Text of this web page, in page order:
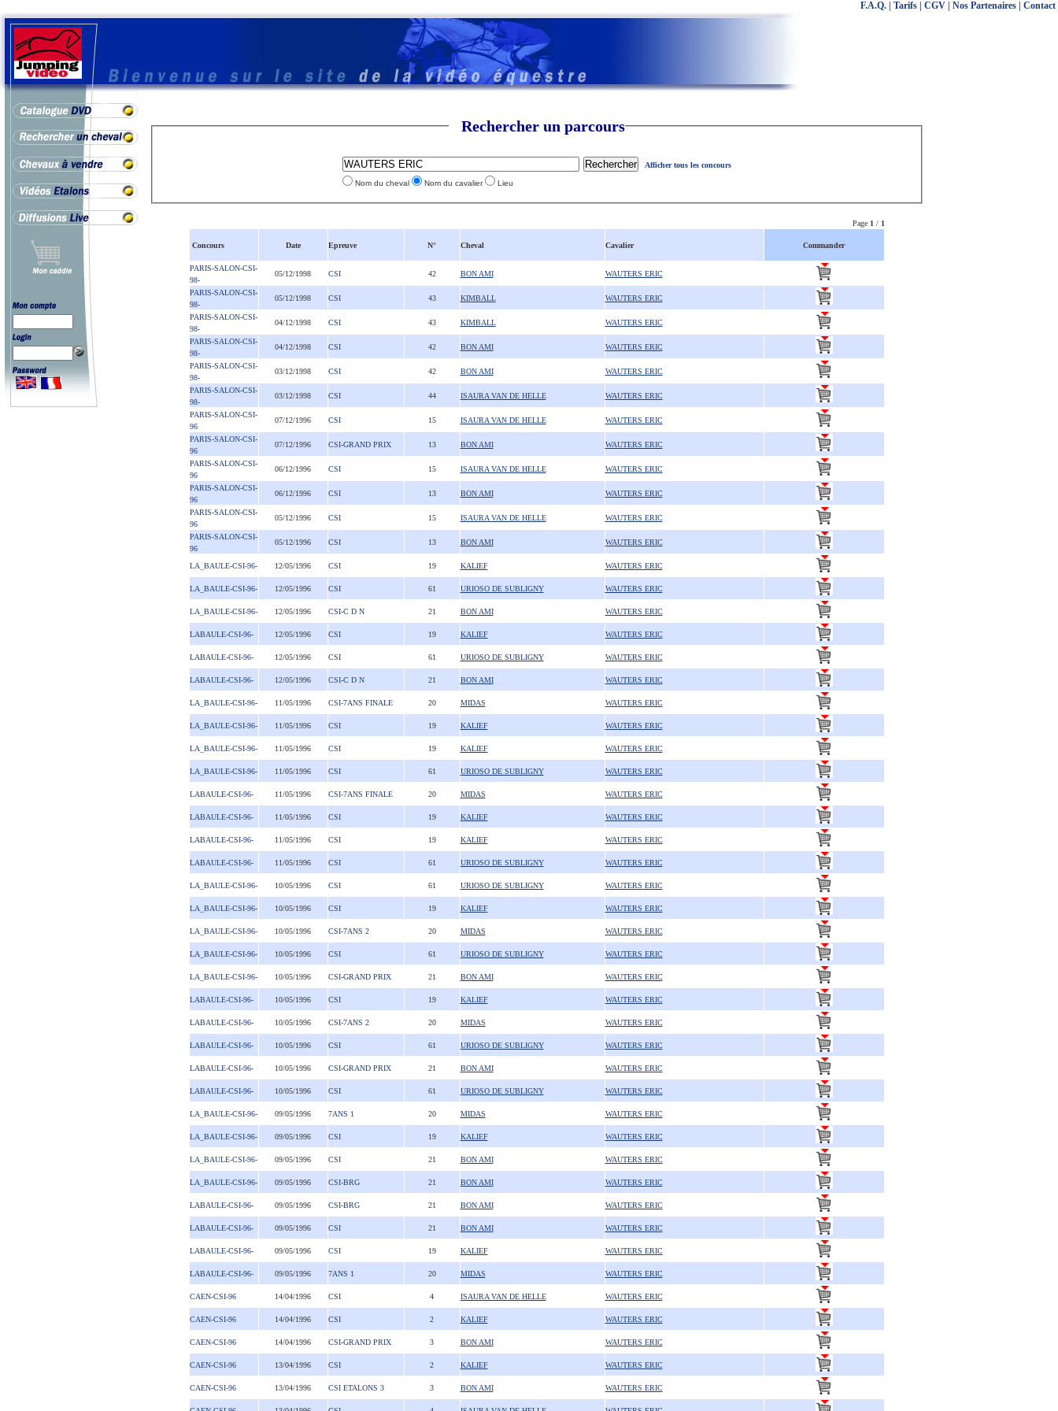
F.A.Q. Tarifs CGV Nos Partenaires Contact
Rechercher un parcours
Afficher tous les concours
Nom du cheval Nom du cavalier Lieu
Page 1 / 1
Concours Date Epreuve N° Cheval Cavalier Commander
PARIS-SALON-CSI-
98-
05/12/1998 CSI 42 BON AMI WAUTERS ERIC
PARIS-SALON-CSI-
98-
05/12/1998 CSI 43 KIMBALL WAUTERS ERIC
PARIS-SALON-CSI-
98-
04/12/1998 CSI 43 KIMBALL WAUTERS ERIC
PARIS-SALON-CSI-
98-
04/12/1998 CSI 42 BON AMI WAUTERS ERIC
PARIS-SALON-CSI-
98-
03/12/1998 CSI 42 BON AMI WAUTERS ERIC
PARIS-SALON-CSI-
98-
03/12/1998 CSI 44 ISAURA VAN DE HELLE WAUTERS ERIC
PARIS-SALON-CSI-
96
07/12/1996 CSI 15 ISAURA VAN DE HELLE WAUTERS ERIC
PARIS-SALON-CSI-
96
07/12/1996 CSI-GRAND PRIX 13 BON AMI WAUTERS ERIC
PARIS-SALON-CSI-
96
06/12/1996 CSI 15 ISAURA VAN DE HELLE WAUTERS ERIC
PARIS-SALON-CSI-
96
06/12/1996 CSI 13 BON AMI WAUTERS ERIC
PARIS-SALON-CSI-
96
05/12/1996 CSI 15 ISAURA VAN DE HELLE WAUTERS ERIC
PARIS-SALON-CSI-
96
05/12/1996 CSI 13 BON AMI WAUTERS ERIC
LA_BAULE-CSI-96- 12/05/1996 CSI 19 KALIEF WAUTERS ERIC
LA_BAULE-CSI-96- 12/05/1996 CSI 61 URIOSO DE SUBLIGNY WAUTERS ERIC
LA_BAULE-CSI-96- 12/05/1996 CSI-C D N 21 BON AMI WAUTERS ERIC
LABAULE-CSI-96- 12/05/1996 CSI 19 KALIEF WAUTERS ERIC
LABAULE-CSI-96- 12/05/1996 CSI 61 URIOSO DE SUBLIGNY WAUTERS ERIC
LABAULE-CSI-96- 12/05/1996 CSI-C D N 21 BON AMI WAUTERS ERIC
LA_BAULE-CSI-96- 11/05/1996 CSI-7ANS FINALE 20 MIDAS WAUTERS ERIC
LA_BAULE-CSI-96- 11/05/1996 CSI 19 KALIEF WAUTERS ERIC
LA_BAULE-CSI-96- 11/05/1996 CSI 19 KALIEF WAUTERS ERIC
LA_BAULE-CSI-96- 11/05/1996 CSI 61 URIOSO DE SUBLIGNY WAUTERS ERIC
LABAULE-CSI-96- 11/05/1996 CSI-7ANS FINALE 20 MIDAS WAUTERS ERIC
LABAULE-CSI-96- 11/05/1996 CSI 19 KALIEF WAUTERS ERIC
LABAULE-CSI-96- 11/05/1996 CSI 19 KALIEF WAUTERS ERIC
LABAULE-CSI-96- 11/05/1996 CSI 61 URIOSO DE SUBLIGNY WAUTERS ERIC
LA_BAULE-CSI-96- 10/05/1996 CSI 61 URIOSO DE SUBLIGNY WAUTERS ERIC
LA_BAULE-CSI-96- 10/05/1996 CSI 19 KALIEF WAUTERS ERIC
LA_BAULE-CSI-96- 10/05/1996 CSI-7ANS 2 20 MIDAS WAUTERS ERIC
LA_BAULE-CSI-96- 10/05/1996 CSI 61 URIOSO DE SUBLIGNY WAUTERS ERIC
LA_BAULE-CSI-96- 10/05/1996 CSI-GRAND PRIX 21 BON AMI WAUTERS ERIC
LABAULE-CSI-96- 10/05/1996 CSI 19 KALIEF WAUTERS ERIC
LABAULE-CSI-96- 10/05/1996 CSI-7ANS 2 20 MIDAS WAUTERS ERIC
LABAULE-CSI-96- 10/05/1996 CSI 61 URIOSO DE SUBLIGNY WAUTERS ERIC
LABAULE-CSI-96- 10/05/1996 CSI-GRAND PRIX 21 BON AMI WAUTERS ERIC
LABAULE-CSI-96- 10/05/1996 CSI 61 URIOSO DE SUBLIGNY WAUTERS ERIC
LA_BAULE-CSI-96- 09/05/1996 7ANS 1 20 MIDAS WAUTERS ERIC
LA_BAULE-CSI-96- 09/05/1996 CSI 19 KALIEF WAUTERS ERIC
LA_BAULE-CSI-96- 09/05/1996 CSI 21 BON AMI WAUTERS ERIC
LA_BAULE-CSI-96- 09/05/1996 CSI-BRG 21 BON AMI WAUTERS ERIC
LABAULE-CSI-96- 09/05/1996 CSI-BRG 21 BON AMI WAUTERS ERIC
LABAULE-CSI-96- 09/05/1996 CSI 21 BON AMI WAUTERS ERIC
LABAULE-CSI-96- 09/05/1996 CSI 19 KALIEF WAUTERS ERIC
LABAULE-CSI-96- 09/05/1996 7ANS 1 20 MIDAS WAUTERS ERIC
CAEN-CSI-96 14/04/1996 CSI 4 ISAURA VAN DE HELLE WAUTERS ERIC
CAEN-CSI-96 14/04/1996 CSI 2 KALIEF WAUTERS ERIC
CAEN-CSI-96 14/04/1996 CSI-GRAND PRIX 3 BON AMI WAUTERS ERIC
CAEN-CSI-96 13/04/1996 CSI 2 KALIEF WAUTERS ERIC
CAEN-CSI-96 13/04/1996 CSI ETALONS 3 3 BON AMI WAUTERS ERIC